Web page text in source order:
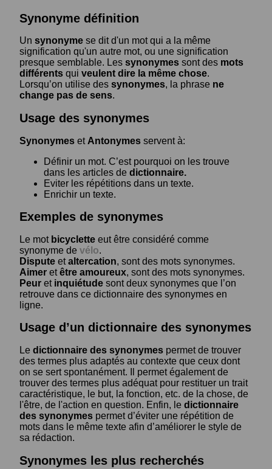
Synonyme définition
Un synonyme se dit d'un mot qui a la même
signification qu'un autre mot, ou une signification
presque semblable. Les synonymes sont des mots
différents qui veulent dire la même chose.
Lorsqu’on utilise des synonymes, la phrase ne
change pas de sens.
Usage des synonymes
Synonymes et Antonymes servent à:
Définir un mot. C’est pourquoi on les trouve
dans les articles de dictionnaire.
Eviter les répétitions dans un texte.
Enrichir un texte.
Exemples de synonymes
Le mot bicyclette eut être considéré comme
synonyme de vélo.
Dispute etaltercation, sont des mots synonymes.
Aimer etêtre amoureux, sont des mots synonymes.
Peur et inquiétude sont deux synonymes que l’on
retrouve dans ce dictionnaire des synonymes en
ligne.
Usage d’un dictionnaire des synonymes
Le dictionnaire des synonymes permet de trouver
des termes plus adaptés au contexte que ceux dont
on se sert spontanément. Il permet également de
trouver des termes plus adéquat pour restituer un trait
caractéristique, le but, la fonction, etc. de la chose, de
l'être, de l'action en question. Enfin, le dictionnaire
des synonymes permet d’éviter une répétition de
mots dans le même texte afin d’améliorer le style de
sa rédaction.
Synonymes les plus recherchés